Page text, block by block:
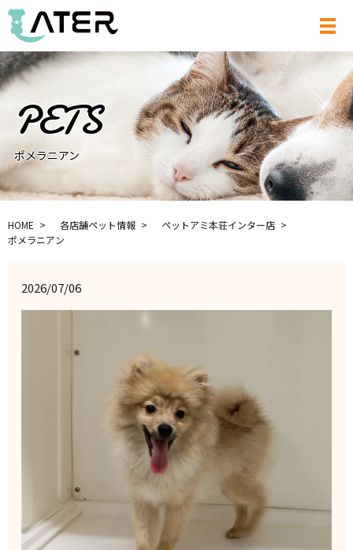
メ
ポメラニアン
HOME 各店舗ペット情報
ペットアミ本荘インター店
ポメラニアン
2026/07/06